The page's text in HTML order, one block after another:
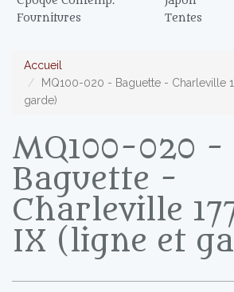
Fournitures
Tentes
Accueil
MQ100-020 - Baguette - Charleville
garde)
MQ100-020 -
Baguette -
Charleville
IX (ligne et